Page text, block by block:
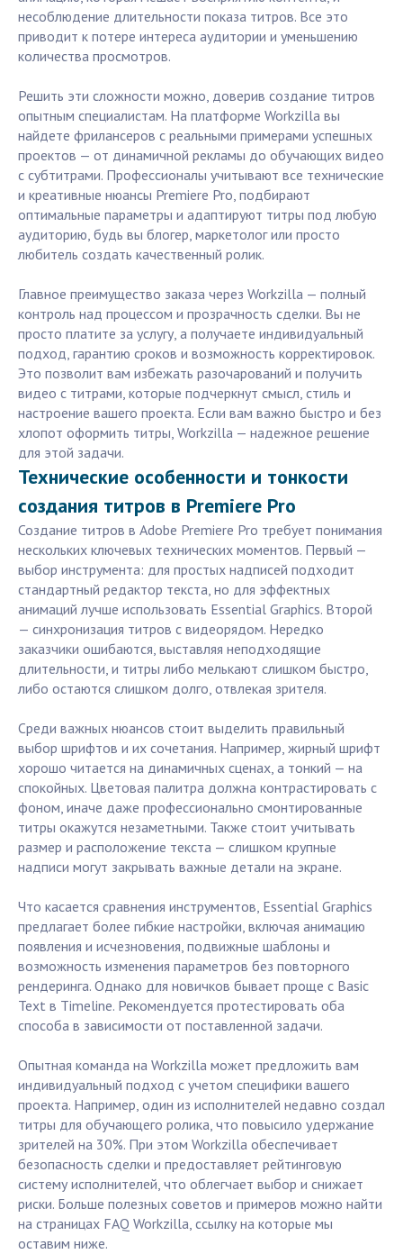
несоблюдение длительности показа титров. Все это
приводит к потере интереса аудитории и уменьшению
количества просмотров.
Решить эти сложности можно, доверив создание титров
опытным специалистам. На платформе Workzilla вы
найдете фрилансеров с реальными примерами успешных
проектов — от динамичной рекламы до обучающих видео
с субтитрами. Профессионалы учитывают все технические
и креативные нюансы Premiere Pro, подбирают
оптимальные параметры и адаптируют титры под любую
аудиторию, будь вы блогер, маркетолог или просто
любитель создать качественный ролик.
Главное преимущество заказа через Workzilla — полный
контроль над процессом и прозрачность сделки. Вы не
просто платите за услугу, а получаете индивидуальный
подход, гарантию сроков и возможность корректировок.
Это позволит вам избежать разочарований и получить
видео с титрами, которые подчеркнут смысл, стиль и
настроение вашего проекта. Если вам важно быстро и без
хлопот оформить титры, Workzilla — надежное решение
для этой задачи.
Технические особенности и тонкости
создания титров в Premiere Pro
Создание титров в Adobe Premiere Pro требует понимания
нескольких ключевых технических моментов. Первый —
выбор инструмента: для простых надписей подходит
стандартный редактор текста, но для эффектных
анимаций лучше использовать Essential Graphics. Второй
— синхронизация титров с видеорядом. Нередко
заказчики ошибаются, выставляя неподходящие
длительности, и титры либо мелькают слишком быстро,
либо остаются слишком долго, отвлекая зрителя.
Среди важных нюансов стоит выделить правильный
выбор шрифтов и их сочетания. Например, жирный шрифт
хорошо читается на динамичных сценах, а тонкий — на
спокойных. Цветовая палитра должна контрастировать с
фоном, иначе даже профессионально смонтированные
титры окажутся незаметными. Также стоит учитывать
размер и расположение текста — слишком крупные
надписи могут закрывать важные детали на экране.
Что касается сравнения инструментов, Essential Graphics
предлагает более гибкие настройки, включая анимацию
появления и исчезновения, подвижные шаблоны и
возможность изменения параметров без повторного
рендеринга. Однако для новичков бывает проще с Basic
Text в Timeline. Рекомендуется протестировать оба
способа в зависимости от поставленной задачи.
Опытная команда на Workzilla может предложить вам
индивидуальный подход с учетом специфики вашего
проекта. Например, один из исполнителей недавно создал
титры для обучающего ролика, что повысило удержание
зрителей на 30%. При этом Workzilla обеспечивает
безопасность сделки и предоставляет рейтинговую
систему исполнителей, что облегчает выбор и снижает
риски. Больше полезных советов и примеров можно найти
на страницах FAQ Workzilla, ссылку на которые мы
оставим ниже.